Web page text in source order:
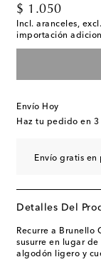
$ 1.050
original price
Incl. aranceles,
importación
Envío Hoy
Haz tu pedido en 3
Envío gratis
Detalles Del
Recurre a Brunello
susurre en lugar de
algodón ligero y